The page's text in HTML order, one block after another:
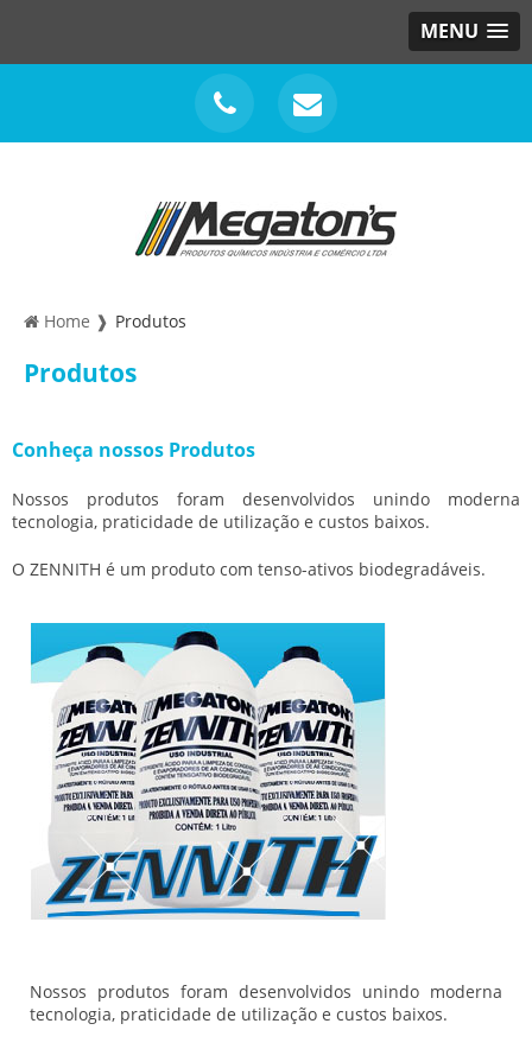
MENU
Home ❱ Produtos
Produtos
Conheça nossos Produtos
Nossos produtos foram desenvolvidos unindo moderna
tecnologia, praticidade de utilização e custos baixos.
O ZENNITH é um produto com tenso-ativos biodegradáveis.
Nossos produtos foram desenvolvidos unindo moderna
tecnologia, praticidade de utilização e custos baixos.